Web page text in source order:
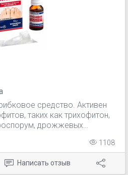
средство. Активен
таких как трихофитон,
дрожжевых
Кроме того,
свойства,
устранению симптомов
1108
Написать отзыв